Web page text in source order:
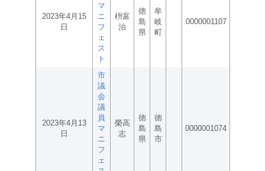
2023年4月15
日
マ
ニ
フ
ェ
ス
ト
枡富
治
徳
島
県
牟
岐
町
0000001107
2023年4月13
日
市
議
会
議
員
マ
ニ
フ
ェ
榮高
志
徳
島
県
徳
島
市
0000001074